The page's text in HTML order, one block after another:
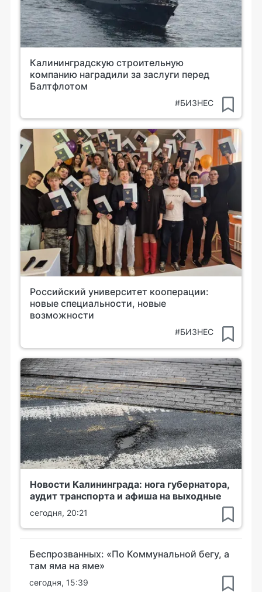
Калининградскую строительную
компанию наградили за заслуги перед
Балтфлотом
#БИЗНЕС
Российский университет кооперации:
новые специальности, новые
возможности
#БИЗНЕС
Новости Калининграда: нога губернатора,
аудит транспорта и афиша на выходные
сегодня, 20:21
Беспрозванных: «По Коммунальной бегу, а
там яма на яме»
сегодня, 15:39